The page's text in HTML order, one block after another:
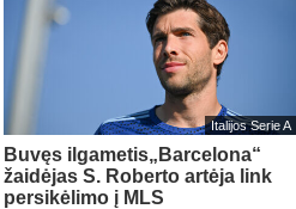
Italijos Serie A
Buvęs ilgametis„Barcelona“
žaidėjas S. Roberto artėja link
persikėlimo į MLS